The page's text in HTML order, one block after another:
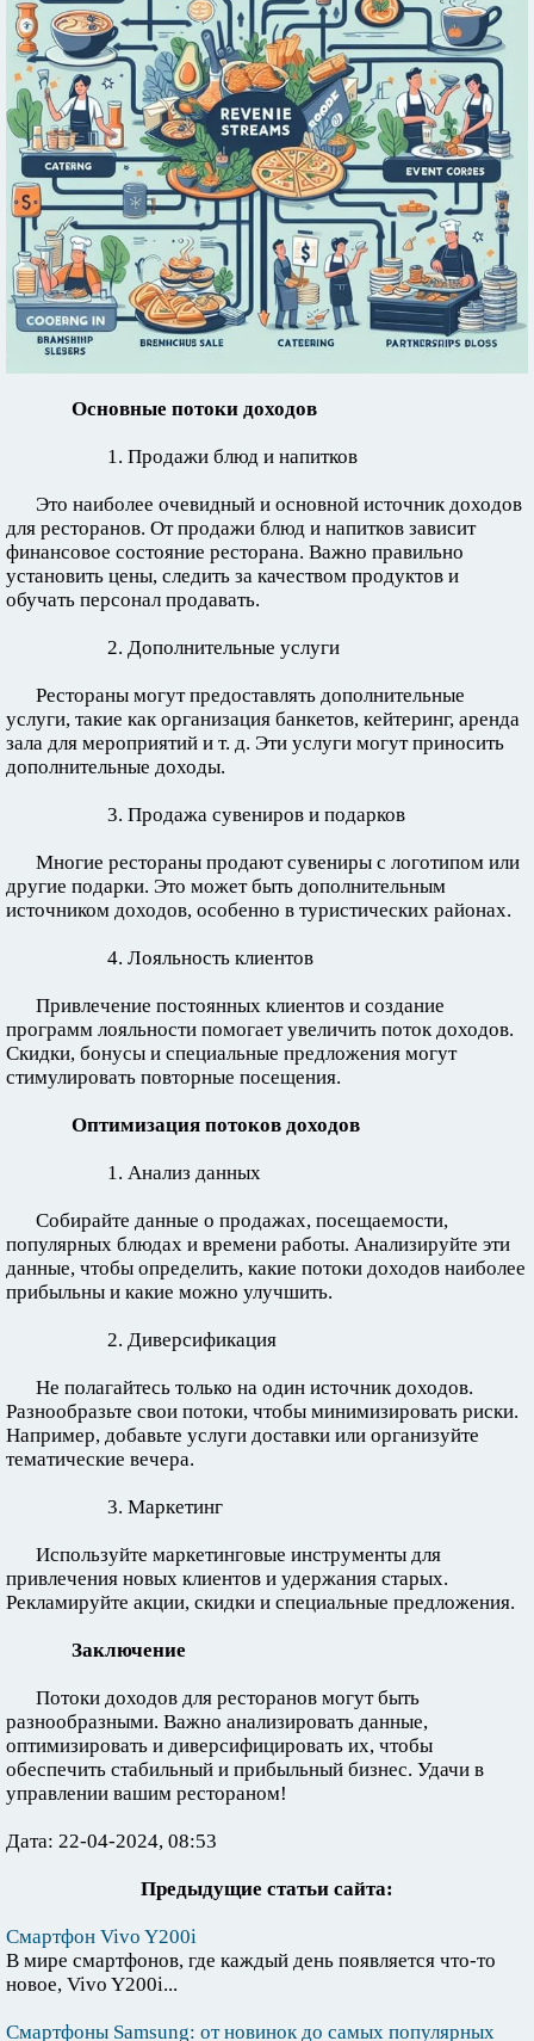
Основные потоки доходов
1. Продажи блюд и напитков
Это наиболее очевидный и основной источник доходов
для ресторанов. От продажи блюд и напитков зависит
финансовое состояние ресторана. Важно правильно
установить цены, следить за качеством продуктов и
обучать персонал продавать.
2. Дополнительные услуги
Рестораны могут предоставлять дополнительные
услуги, такие как организация банкетов, кейтеринг, аренда
зала для мероприятий и т. д. Эти услуги могут приносить
дополнительные доходы.
3. Продажа сувениров и подарков
Многие рестораны продают сувениры с логотипом или
другие подарки. Это может быть дополнительным
источником доходов, особенно в туристических районах.
4. Лояльность клиентов
Привлечение постоянных клиентов и создание
программ лояльности помогает увеличить поток доходов.
Скидки, бонусы и специальные предложения могут
стимулировать повторные посещения.
Оптимизация потоков доходов
1. Анализ данных
Собирайте данные о продажах, посещаемости,
популярных блюдах и времени работы. Анализируйте эти
данные, чтобы определить, какие потоки доходов наиболее
прибыльны и какие можно улучшить.
2. Диверсификация
Не полагайтесь только на один источник доходов.
Разнообразьте свои потоки, чтобы минимизировать риски.
Например, добавьте услуги доставки или организуйте
тематические вечера.
3. Маркетинг
Используйте маркетинговые инструменты для
привлечения новых клиентов и удержания старых.
Рекламируйте акции, скидки и специальные предложения.
Заключение
Потоки доходов для ресторанов могут быть
разнообразными. Важно анализировать данные,
оптимизировать и диверсифицировать их, чтобы
обеспечить стабильный и прибыльный бизнес. Удачи в
управлении вашим рестораном!
Дата: 22-04-2024, 08:53
Предыдущие статьи сайта:
Смартфон Vivo Y200i
В мире смартфонов, где каждый день появляется что-то
новое, Vivo Y200i...
Смартфоны Samsung: от новинок до самых популярных